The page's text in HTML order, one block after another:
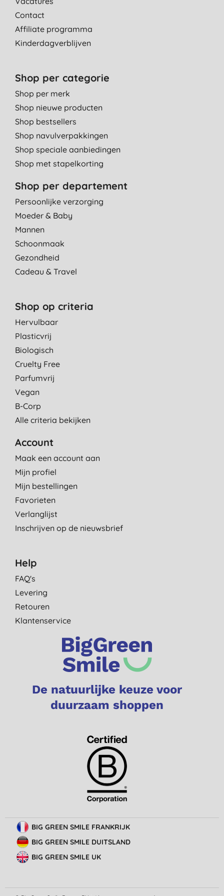
Contact
Affiliate programma
Kinderdagverblijven
Shop per categorie
Shop per merk
Shop nieuwe producten
Shop bestsellers
Shop navulverpakkingen
Shop speciale aanbiedingen
Shop met stapelkorting
Shop per departement
Persoonlijke verzorging
Moeder & Baby
Mannen
Schoonmaak
Gezondheid
Cadeau & Travel
Shop op criteria
Hervulbaar
Plasticvrij
Biologisch
Cruelty Free
Parfumvrij
Vegan
B-Corp
Alle criteria bekijken
Account
Maak een account aan
Mijn profiel
Mijn bestellingen
Favorieten
Verlanglijst
Inschrijven op de nieuwsbrief
Help
FAQ's
Levering
Retouren
Klantenservice
De natuurlijke keuze voor
duurzaam shoppen
BIG GREEN SMILE FRANKRIJK
BIG GREEN SMILE DUITSLAND
BIG GREEN SMILE UK